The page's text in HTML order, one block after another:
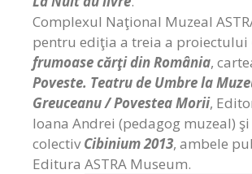
Complexul Naţional Muzeal
pentru ediţia a treia a proiectului
frumoase cărţi din România,
Poveste. Teatru de Umbre la
Greuceanu / Povestea Morii,
Ioana Andrei (pedagog muzeal)
colectivCibinium 2013, ambele
Editura ASTRA Museum.